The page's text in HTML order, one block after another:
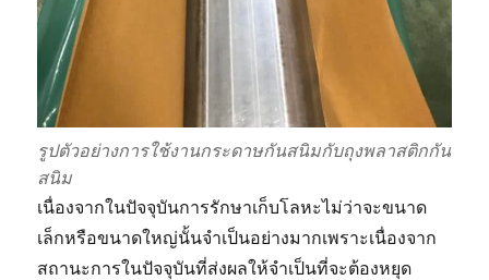
รูปตัวอย่างการใช้งานกระดาษกันสนิมกับถุงพลาสติกกัน
สนิม
เนื่องจากในปัจจุบันการรักษาเก็บโลหะไม่ว่าจะขนาด
เล็กหรือขนาดใหญ่นั้นจำเป็นอย่างมากเพราะเนื่องจาก
สถานะการในปัจจุบันที่ส่งผลให้จำเป็นที่จะต้องหยุด